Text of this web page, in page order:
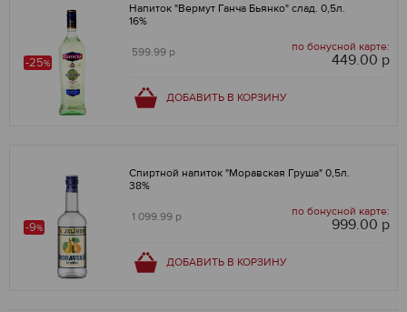
-25%
Напиток "Вермут Ганча Бьянко" слад. 0,5л.
16%
599.99 р по бонусной карте:
449.00 р
ДОБАВИТЬ В КОРЗИНУ
-9%
Спиртной напиток "Моравская Груша" 0,5л.
38%
1 099.99 р по бонусной карте:
999.00 р
ДОБАВИТЬ В КОРЗИНУ